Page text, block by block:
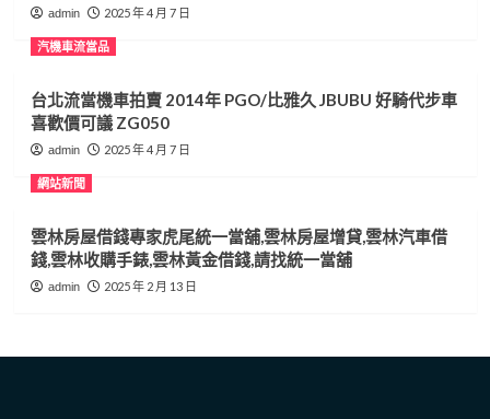
車
錢,
化
收
購
手
黃
金
借
admin 2025 年 4 月 7 日
汽機車流當品
台北流當機車拍賣 2014年 PGO/比雅久 JBUBU 好騎代步車
喜歡價可議 ZG050
admin 2025 年 4 月 7 日
網站新聞
雲林房屋借錢專家虎尾統一當舖,雲林房屋增貸,雲林汽車借
錢,雲林收購手錶,雲林黃金借錢,請找統一當舖
admin 2025 年 2 月 13 日